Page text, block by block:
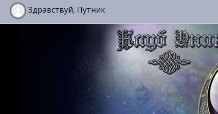
Здравствуй, Путник